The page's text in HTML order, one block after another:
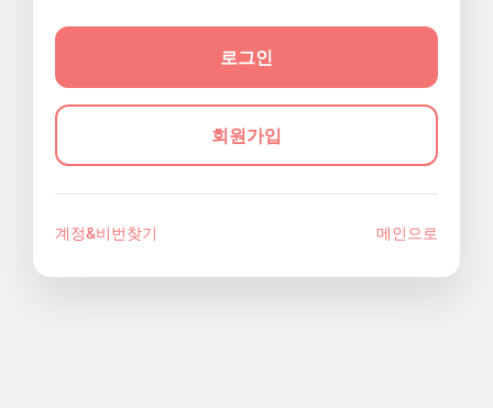
회원가입
계정&비번찾기 메인으로